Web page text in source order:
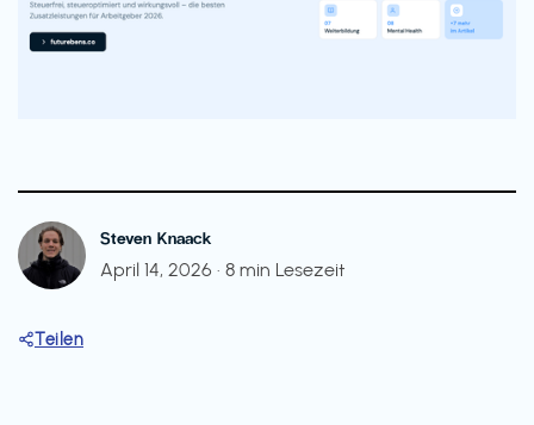
Steven Knaack
April 14, 2026 · 8 min Lesezeit
Teilen